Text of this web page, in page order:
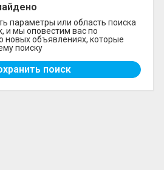
риэлторов
параметры или область поиска
и мы оповестим вас по
новых объявлениях, которые
поиску
поиск